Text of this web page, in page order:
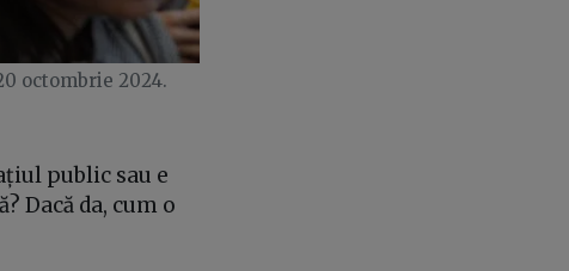
octombrie 2024.
public sau e
Dacă da, cum o